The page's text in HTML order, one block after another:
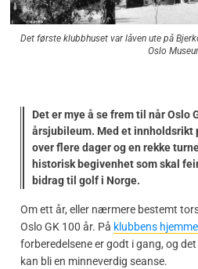
Det første klubbhuset var låven ute på
Oslo
Det er mye å se frem til når Oslo
årsjubileum. Med et innholdsrikt
over flere dager og en rekke
historisk begivenhet som skal
bidrag til golf i Norge.
Om ett år, eller nærmere bestemt
Oslo GK 100 år. På klubbens
forberedelsene er godt i gang, og
kan bli en minneverdig seanse.